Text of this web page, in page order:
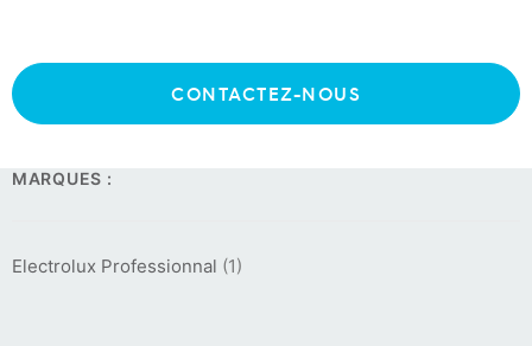
CONTACTEZ-NOUS
Séchoirs grosse capacité 9
MARQUES :
Electrolux Professionnal (1)